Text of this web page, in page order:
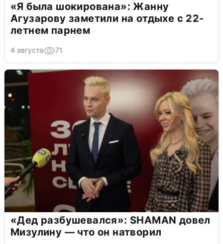
«Я была шокирована»: Жанну
Агузарову заметили на отдыхе с 22-
летнем парнем
4 августа 71
«Дед разбушевался»: SHAMAN довел
Мизулину — что он натворил